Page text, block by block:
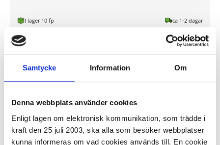
Samtycke Information Om
Denna webbplats använder cookies
Enligt lagen om elektronisk kommunikation, som trädde i
kraft den 25 juli 2003, ska alla som besöker webbplatser
kunna informeras om vad cookies används till. En cookie
I lager 10 fp ca 1-2 dagar
-
125,95 kr/fp